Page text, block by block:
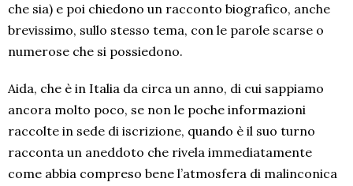
che sia) e poi chiedono un racconto biografico, anche
brevissimo, sullo stesso tema, con le parole scarse o
numerose che si possiedono.
Aida, che è in Italia da circa un anno, di cui sappiamo
ancora molto poco, se non le poche informazioni
raccolte in sede di iscrizione, quando è il suo turno
racconta un aneddoto che rivela immediatamente
come abbia compreso bene l’atmosfera di malinconica